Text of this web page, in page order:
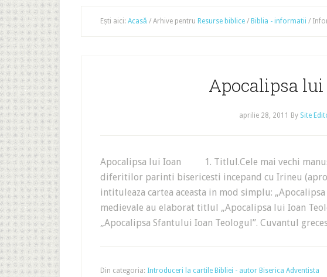
Ești aici: Acasă / Arhive pentru Resurse biblice / Biblia - informatii /
Apocalipsa
aprilie 28, 2011 By Site
Apocalipsa lui Ioan 1. Titlul.Cele mai vechi
diferitilor parinti bisericesti incepand cu Irineu
intituleaza cartea aceasta in mod simplu:
medievale au elaborat titlul „Apocalipsa lui Ioan
„Apocalipsa Sfantului Ioan Teologul”. Cuvantul
Din categoria: Introduceri la cartile Bibliei - autor Biserica Adventista